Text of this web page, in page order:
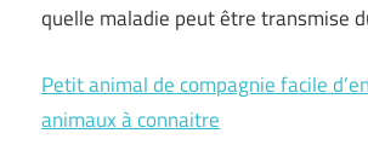
quelle maladie peut être transmise
Petit animal de compagnie facile
animaux à connaitre